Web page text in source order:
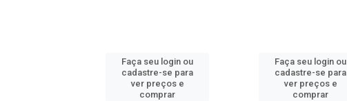
Faça seu login ou
cadastre-se para
ver preços e
comprar
Faça seu login ou
cadastre-se para
ver preços e
comprar